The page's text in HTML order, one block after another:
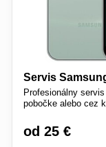
Servis
Profesionálny
pobočke alebo cez
od 25 €